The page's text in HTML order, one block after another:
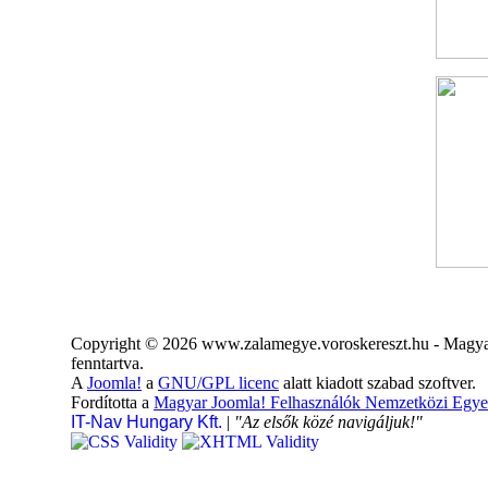
Copyright © 2026 www.zalamegye.voroskereszt.hu -
fenntartva.
A Joomla! a GNU/GPL licenc alatt kiadott szabad szoftver.
Fordította a Magyar Joomla! Felhasználók Nemzetközi
IT-Nav Hungary Kft. | "Az elsők közé navigáljuk!"